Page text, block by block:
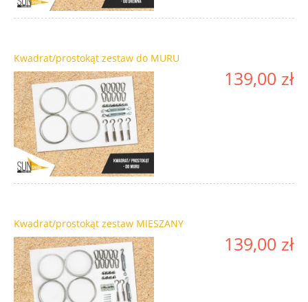
Kwadrat/prostokąt zestaw do MURU
139,00 zł
Kwadrat/prostokąt zestaw MIESZANY
139,00 zł